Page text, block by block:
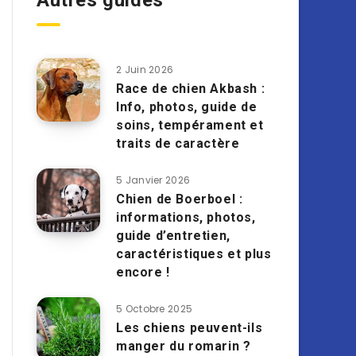
2 Juin 2026
Race de chien Akbash :
Info, photos, guide de
soins, tempérament et
traits de caractère
5 Janvier 2026
Chien de Boerboel :
informations, photos,
guide d’entretien,
caractéristiques et plus
encore !
5 Octobre 2025
Les chiens peuvent-ils
manger du romarin ?